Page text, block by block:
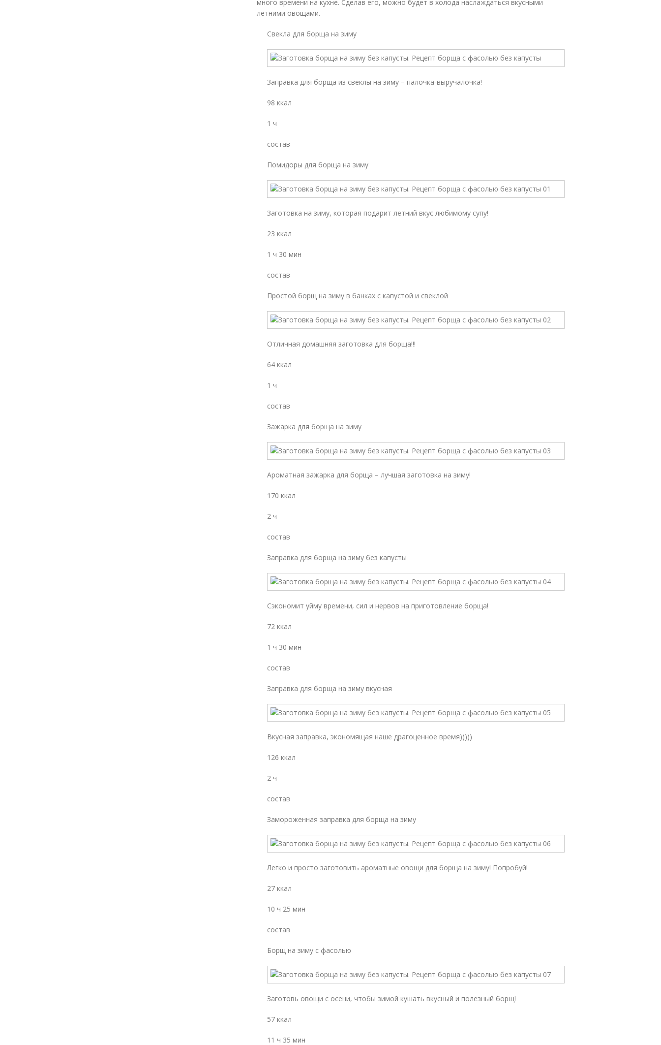
много времени на кухне. Сделав его, можно будет в холода наслаждаться вкусными
летними овощами.
Свекла для борща на зиму
Заправка для борща из свеклы на зиму – палочка-выручалочка!
98 ккал
1 ч
состав
Помидоры для борща на зиму
Заготовка на зиму, которая подарит летний вкус любимому супу!
23 ккал
1 ч 30 мин
состав
Простой борщ на зиму в банках с капустой и свеклой
Отличная домашняя заготовка для борща!!!
64 ккал
1 ч
состав
Зажарка для борща на зиму
Ароматная зажарка для борща – лучшая заготовка на зиму!
170 ккал
2 ч
состав
Заправка для борща на зиму без капусты
Сэкономит уйму времени, сил и нервов на приготовление борща!
72 ккал
1 ч 30 мин
состав
Заправка для борща на зиму вкусная
Вкусная заправка, экономящая наше драгоценное время)))))
126 ккал
2 ч
состав
Замороженная заправка для борща на зиму
Легко и просто заготовить ароматные овощи для борща на зиму! Попробуй!
27 ккал
10 ч 25 мин
состав
Борщ на зиму с фасолью
Заготовь овощи с осени, чтобы зимой кушать вкусный и полезный борщ!
57 ккал
11 ч 35 мин